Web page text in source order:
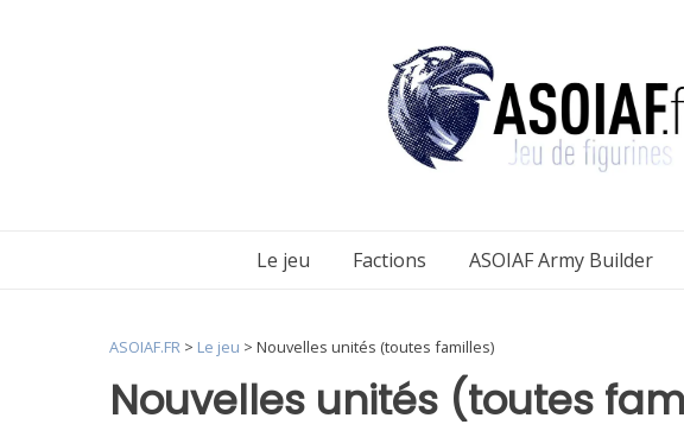
Le jeu Factions ASOIAF Army Builder
Nouvelles unités (toutes
ASOIAF.FR > Le jeu > Nouvelles unités (toutes familles)